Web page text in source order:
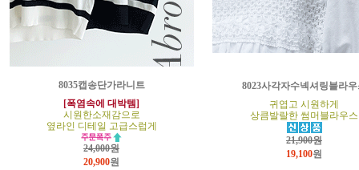
8035캡송단가라니트
[폭염속에 대박템]
시원한소재감으로
옆라인 디테일 고급스럽게
24,000원
20,900원
8023사각자수넥셔링블라우
귀엽고 시원하게
상큼발랄한 썸머블라우스
21,900원
19,100원